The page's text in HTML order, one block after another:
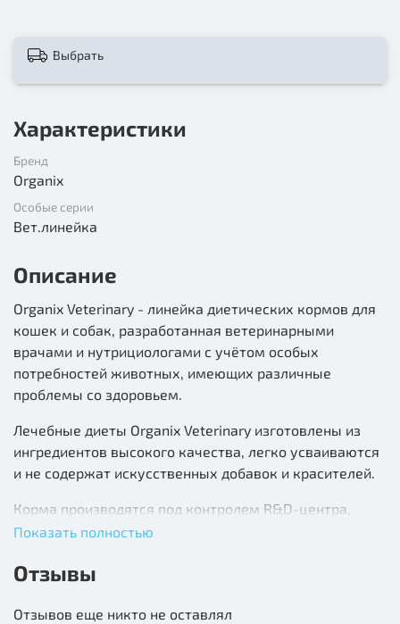
Выбрать
Характеристики
Бренд
Organix
Особые серии
Вет.линейка
Описание
Organix Veterinary - линейка диетических кормов для
кошек и собак, разработанная ветеринарными
врачами и нутрициологами с учётом особых
потребностей животных, имеющих различные
проблемы со здоровьем.
Лечебные диеты Organix Veterinary изготовлены из
ингредиентов высокого качества, легко усваиваются
и не содержат искусственных добавок и красителей.
Корма производятся под контролем R&D-центра,
собственной лаборатории и специалистов с
контролю за состоянием питомцев, который
продукции.
Показать полностью
Отзывы
Отзывов еще никто не оставлял